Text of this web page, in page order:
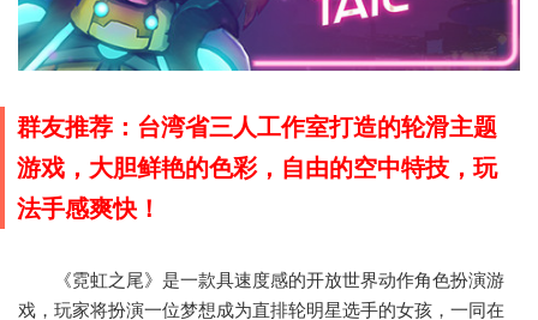
群友推荐：台湾省三人工作室打造的轮滑主题
游戏，大胆鲜艳的色彩，自由的空中特技，玩
法手感爽快！
《霓虹之尾》是一款具速度感的开放世界动作角色扮演游
戏，玩家将扮演一位梦想成为直排轮明星选手的女孩，一同在